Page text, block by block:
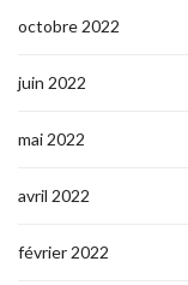
octobre 2022
juin 2022
mai 2022
avril 2022
février 2022